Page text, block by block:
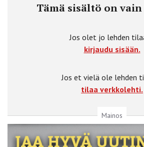
Tämä sisältö on
Jos olet jo lehden
kirjaudu sisään.
Jos et vielä ole lehden
tilaa verkkolehti.
Mainos